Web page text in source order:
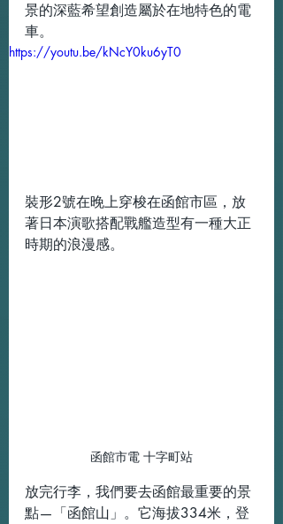
景的深藍希望創造屬於在地特色的電
車。
https://youtu.be/kNcY0ku6yT0
裝形2號在晚上穿梭在函館市區，放
著日本演歌搭配戰艦造型有一種大正
時期的浪漫感。
函館市電 十字町站
放完行李，我們要去函館最重要的景
點—「函館山」。它海拔334米，登